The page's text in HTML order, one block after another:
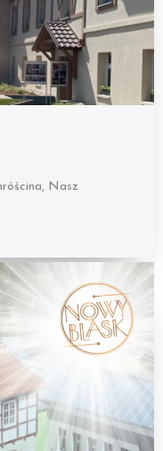
, Nasz